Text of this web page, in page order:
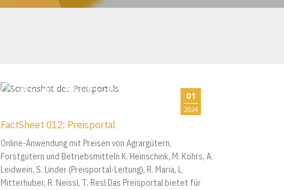
01
2024
FactSheet 012: Preisportal
Online-Anwendung mit Preisen von Agrargütern,
Forstgütern und Betriebsmitteln K. Heinschink, M. Kohrs, A.
Leidwein, S. Linder (Preisportal-Leitung), R. Maria, L.
Mitterhuber, R. Neissl, T. Resl Das Preisportal bietet für